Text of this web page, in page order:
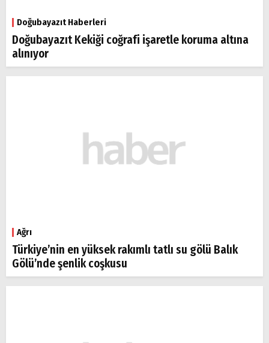
Doğubayazıt Haberleri
Doğubayazıt Kekiği coğrafi işaretle koruma altına
alınıyor
Ağrı
Türkiye’nin en yüksek rakımlı tatlı su gölü Balık
Gölü’nde şenlik coşkusu